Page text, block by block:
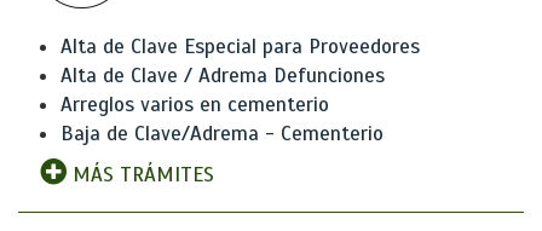
Alta de Clave Especial para Proveedores
Alta de Clave / Adrema Defunciones
Arreglos varios en cementerio
Baja de Clave/Adrema - Cementerio
MÁS TRÁMITES